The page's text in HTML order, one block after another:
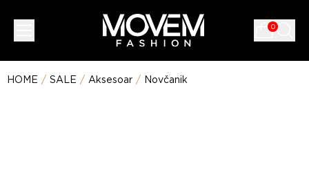
0
HOME / SALE / Aksesoar / Novčanik